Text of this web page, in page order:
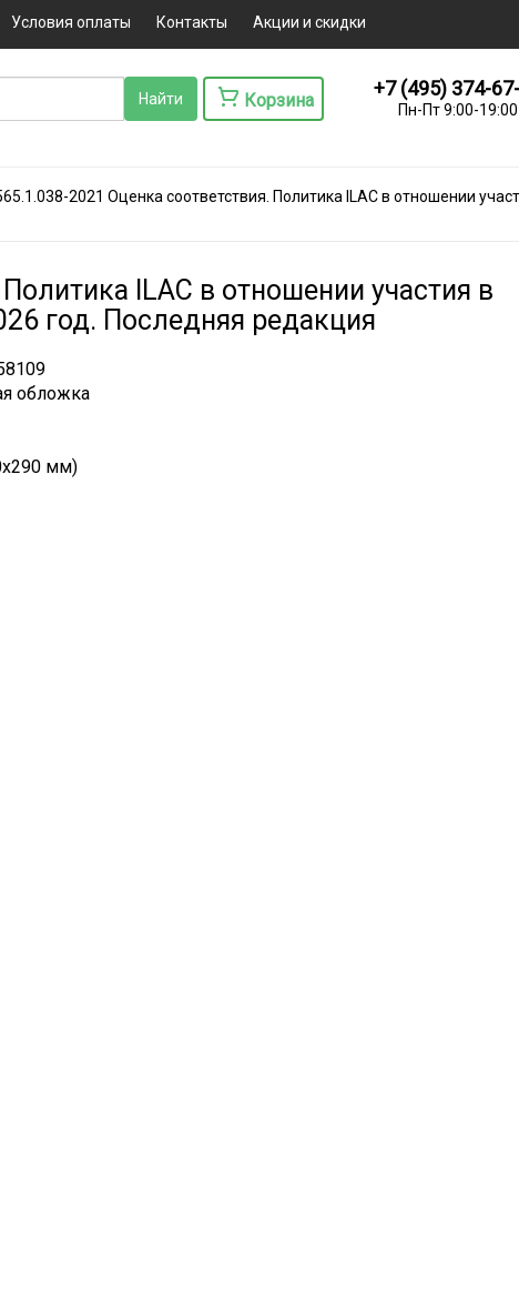
Условия оплаты Контакты Акции и скидки
Корзина
+7 (495) 374-
Пн-Пт 9:00-19:00
2021 Оценка соответствия. Политика ILAC в отношении
ILAC в отношении участия в
год. Последняя редакция
обложка
мм)